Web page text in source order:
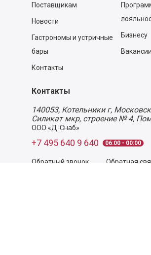
Поставщикам
Новости
Гастрономы и устричные
бары
Контакты
Бизнесу
Вакансии
Контакты
140053, Котельники г,
Силикат мкр, строение № 4,
ООО «Д-Снаб»
+7 495 640 9 640 06:00 - 00:00
Обратный звонок Обратная